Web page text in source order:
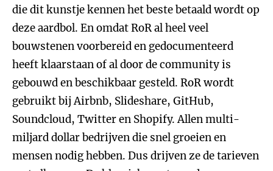
die dit kunstje kennen het beste betaald wordt op
deze aardbol. En omdat RoR al heel veel
bouwstenen voorbereid en gedocumenteerd
heeft klaarstaan of al door de community is
gebouwd en beschikbaar gesteld. RoR wordt
gebruikt bij Airbnb, Slideshare, GitHub,
Soundcloud, Twitter en Shopify. Allen multi-
miljard dollar bedrijven die snel groeien en
mensen nodig hebben. Dus drijven ze de tarieven